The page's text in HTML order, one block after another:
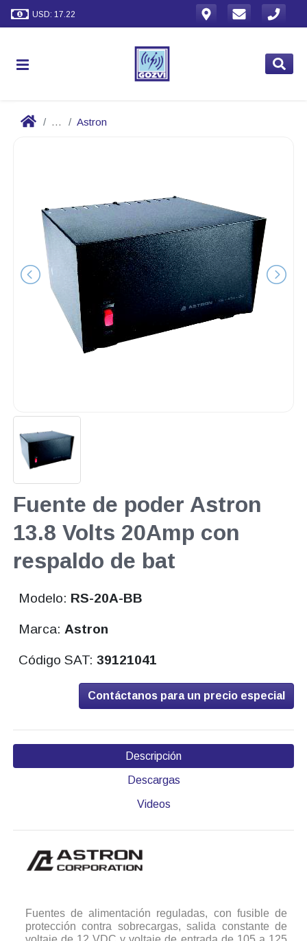
USD: 17.22
... Astron
Fuente de poder Astron
13.8 Volts 20Amp con
respaldo de bat
Modelo: RS-20A-BB
Marca: Astron
Código SAT:39121041
Contáctanos para un precio especial
Descripción
Descargas
Videos
Fuentes de alimentación reguladas, con fusible de
protección contra sobrecargas, salida constante de